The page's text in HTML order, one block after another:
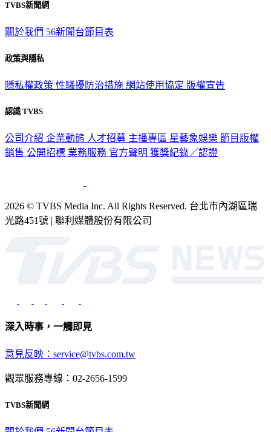
TVBS新聞網
關於我們 56新聞台節目表
政策與隱私
隱私權政策 性騷擾防治措施 網站使用協定 版權宣告
認識 TVBS
公司介紹 企業動態 人才招募 主播專區 星藝象娛樂 節目版權
銷售 公開招標 業務服務 官方聲明 獲獎紀錄／認證
2026 © TVBS Media Inc. All Rights Reserved. 台北市內湖區瑞
光路451號 | 聯利媒體股份有限公司
深入時事，一觸即見
意見反映：service@tvbs.com.tw
觀眾服務專線：02-2656-1599
TVBS新聞網